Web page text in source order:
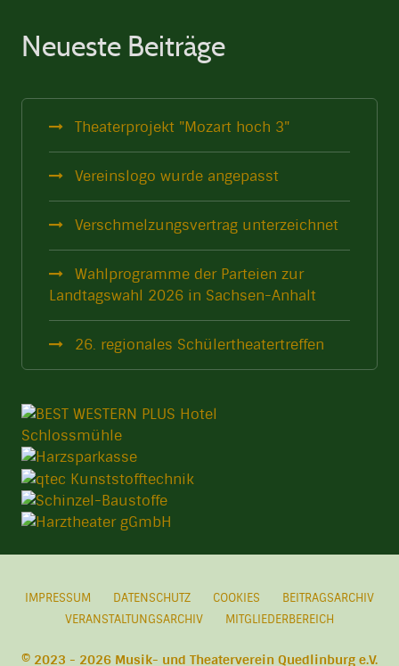
Neueste Beiträge
Theaterprojekt "Mozart hoch 3"
Vereinslogo wurde angepasst
Verschmelzungsvertrag unterzeichnet
Wahlprogramme der Parteien zur
Landtagswahl 2026 in Sachsen-Anhalt
26. regionales Schülertheatertreffen
IMPRESSUM DATENSCHUTZ COOKIES
BEITRAGSARCHIV
VERANSTALTUNGSARCHIV
MITGLIEDERBEREICH
© 2023 - 2026 Musik- und Theaterverein Quedlinburg e.V.